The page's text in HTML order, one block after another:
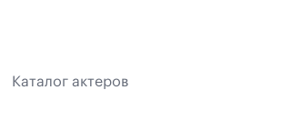
Каталог актеров